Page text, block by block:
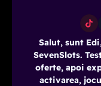
Salut, sunt
SevenSlots.
oferte, apoi
activarea,